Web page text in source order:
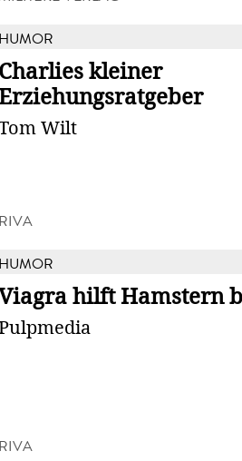
HUMOR
Charlies kleiner
Erziehungsratgeber
Wilt
RIVA
HUMOR
hilft Hamstern
RIVA